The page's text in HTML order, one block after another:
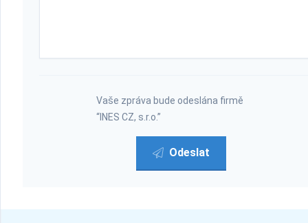
Vaše zpráva bude odeslána firmě
“INES CZ, s.r.o.”
Odeslat